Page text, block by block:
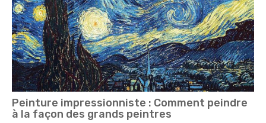
Peinture impressionniste : Comment peindre
à la façon des grands peintres